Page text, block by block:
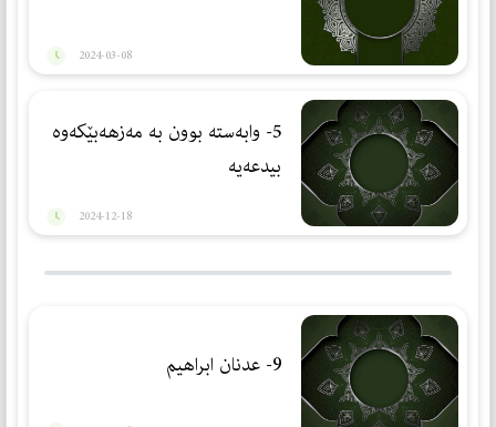
2024-03-08
5- وابەستە بوون بە مەزهەبێكەوە
بیدعەیە
2024-12-18
9- عدنان ابراهیم